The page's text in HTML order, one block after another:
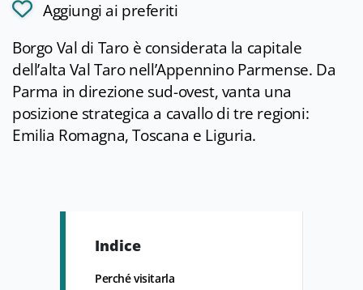
Aggiungi ai preferiti
Borgo Val di Taro è considerata la capitale
dell’alta Val Taro nell’Appennino Parmense. Da
Parma in direzione sud-ovest, vanta una
posizione strategica a cavallo di tre regioni:
Emilia Romagna, Toscana e Liguria.
Indice
Perché visitarla